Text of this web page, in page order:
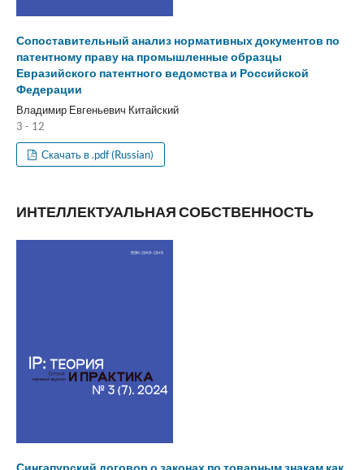
Сопоставительный анализ нормативных документов по
патентному праву на промышленные образцы
Евразийского патентного ведомства и Российской
Федерации
Владимир Евгеньевич Китайский
3 - 12
Скачать в .pdf (Russian)
ИНТЕЛЛЕКТУАЛЬНАЯ СОБСТВЕННОСТЬ
Сингапурский договор о законах по товарным знакам как